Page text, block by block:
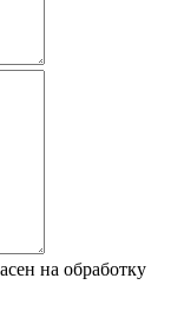
на обработку